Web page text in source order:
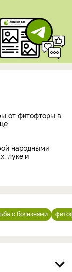
от фитофторы в
народными
луке и
с болезнями